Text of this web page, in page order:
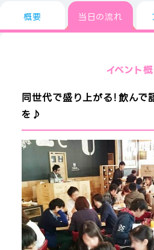
概要 当日の流れ
イベント
同世代で盛り上がる！飲んで
を♪